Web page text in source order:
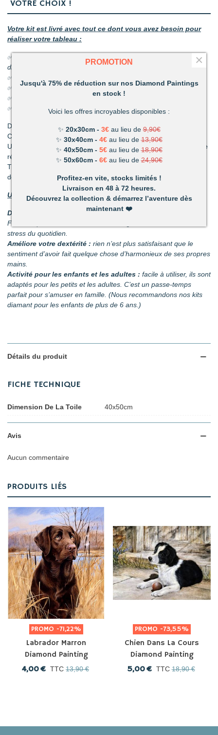
VOTRE CHOIX !
Votre kit est livré avec tout ce dont vous avez besoin pour
réaliser votre tableau :
✅ 1 toile adhésive comportant le diagramme à recouvrir de
diamants
✅ Les sachets de diamants
✅ 1 coupelle pour les diamants
✅ 1 stylo et sa colle
✅ 1 pince
Découvrez une activité unique à réaliser de ses propres mains.
C’est ludique, amusant et les résultats en valent la peine !
Un mélange de patience et de technique qui vous permettront de
réaliser de superbes tableaux.
Très vite vous vous apercevrez combien votre réalisation vous
deviendra précieuse.
Un loisir unique offrant de nombreux avantages :
Détente et relaxation :
La vie peut parfois être stressante.
Faites disparaître les tensions en divergeant votre attention du
stress du quotidien.
Améliore votre dextérité : rien n’est plus satisfaisant que le
sentiment d’avoir fait quelque chose d’harmonieux de ses propres
mains.
Activité pour les enfants et les adultes : facile à utiliser, ils sont
adaptés pour les petits et les adultes. C’est un passe-temps
parfait pour s’amuser en famille. (Nous recommandons nos kits
diamant pour les enfants de plus de 6 ans.)
Détails du produit
FICHE TECHNIQUE
Dimension De La Toile 40x50cm
Avis
Aucun commentaire
PRODUITS LIÉS
PROMO -71,22%
Labrador Marron
Diamond Painting
4,00 € TTC 13,90 €
PROMO -73,55%
Chien Dans La Cours
Diamond Painting
5,00 € TTC 18,90 €
PROMOTION
Jusqu'à 75% de réduction sur nos Diamond Paintings
en stock !
Voici les offres incroyables disponibles :
✨ 20x30cm - 3€au lieu de9,90€
✨ 30x40cm - 4€ au lieu de 13,90€
✨ 40x50cm - 5€ au lieu de18,90€
✨ 50x60cm - 6€ au lieu de 24,90€
Profitez-en vite, stocks limités !
Livraison en 48 à 72 heures.
Découvrez la collection & démarrez l’aventure dès
maintenant❤️
×